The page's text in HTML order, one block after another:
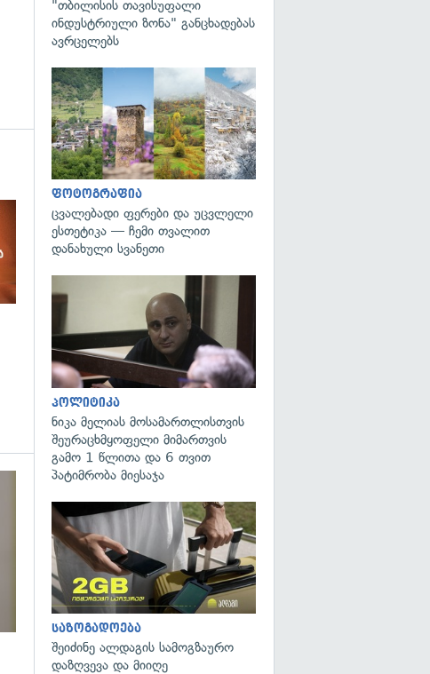
"თბილისის თავისუფალი
ინდუსტრიული ზონა" განცხადებას
ავრცელებს
ფოტოგრაფია
ცვალებადი ფერები და უცვლელი
ესთეტიკა — ჩემი თვალით
დანახული სვანეთი
პოლიტიკა
ნიკა მელიას მოსამართლისთვის
შეურაცხმყოფელი მიმართვის
გამო 1 წლითა და 6 თვით
პატიმრობა მიესაჯა
საზოგადოება
შეიძინე ალდაგის სამოგზაურო
დაზღვევა და მიიღე